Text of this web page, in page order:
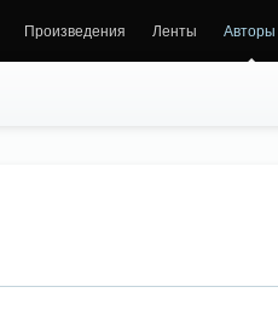
Произведения Ленты Авторы